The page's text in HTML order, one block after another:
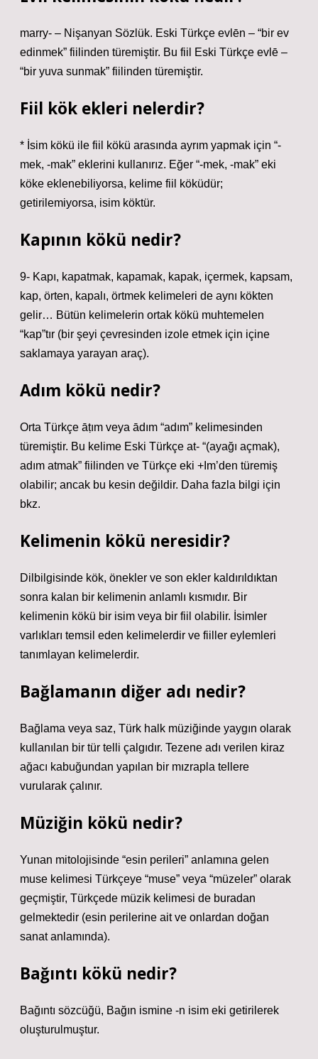
marry- – Nişanyan Sözlük. Eski Türkçe evlēn – “bir ev
edinmek” fiilinden türemiştir. Bu fiil Eski Türkçe evlē –
“bir yuva sunmak” fiilinden türemiştir.
Fiil kök ekleri nelerdir?
* İsim kökü ile fiil kökü arasında ayrım yapmak için “-
mek, -mak” eklerini kullanırız. Eğer “-mek, -mak” eki
köke eklenebiliyorsa, kelime fiil köküdür;
getirilemiyorsa, isim köktür.
Kapının kökü nedir?
9- Kapı, kapatmak, kapamak, kapak, içermek, kapsam,
kap, örten, kapalı, örtmek kelimeleri de aynı kökten
gelir… Bütün kelimelerin ortak kökü muhtemelen
“kap”tır (bir şeyi çevresinden izole etmek için içine
saklamaya yarayan araç).
Adım kökü nedir?
Orta Türkçe āṭım veya ādım “adım” kelimesinden
türemiştir. Bu kelime Eski Türkçe at- “(ayağı açmak),
adım atmak” fiilinden ve Türkçe eki +Im’den türemiş
olabilir; ancak bu kesin değildir. Daha fazla bilgi için
bkz.
Kelimenin kökü neresidir?
Dilbilgisinde kök, önekler ve son ekler kaldırıldıktan
sonra kalan bir kelimenin anlamlı kısmıdır. Bir
kelimenin kökü bir isim veya bir fiil olabilir. İsimler
varlıkları temsil eden kelimelerdir ve fiiller eylemleri
tanımlayan kelimelerdir.
Bağlamanın diğer adı nedir?
Bağlama veya saz, Türk halk müziğinde yaygın olarak
kullanılan bir tür telli çalgıdır. Tezene adı verilen kiraz
ağacı kabuğundan yapılan bir mızrapla tellere
vurularak çalınır.
Müziğin kökü nedir?
Yunan mitolojisinde “esin perileri” anlamına gelen
muse kelimesi Türkçeye “muse” veya “müzeler” olarak
geçmiştir, Türkçede müzik kelimesi de buradan
gelmektedir (esin perilerine ait ve onlardan doğan
sanat anlamında).
Bağıntı kökü nedir?
Bağıntı sözcüğü, Bağın ismine -n ​​isim eki getirilerek
oluşturulmuştur.